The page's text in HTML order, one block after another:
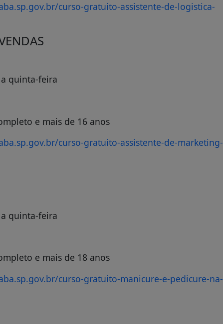
curso-gratuito-assistente-de-logistica-
quinta-feira
e mais de 16 anos
curso-gratuito-assistente-de-marketing-
quinta-feira
e mais de 18 anos
curso-gratuito-manicure-e-pedicure-na-